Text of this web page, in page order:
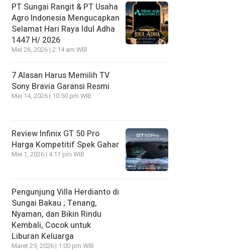
PT Sungai Rangit & PT Usaha
Agro Indonesia Mengucapkan
Selamat Hari Raya Idul Adha
1447 H/ 2026
Mei 26, 2026 | 2:14 am WIB
7 Alasan Harus Memilih TV
Sony Bravia Garansi Resmi
Mei 14, 2026 | 10:50 pm WIB
Review Infinix GT 50 Pro
Harga Kompetitif Spek Gahar
Mei 1, 2026 | 4:11 pm WIB
Pengunjung Villa Herdianto di
Sungai Bakau ; Tenang,
Nyaman, dan Bikin Rindu
Kembali, Cocok untuk
Liburan Keluarga
Maret 29, 2026 | 1:00 pm WIB